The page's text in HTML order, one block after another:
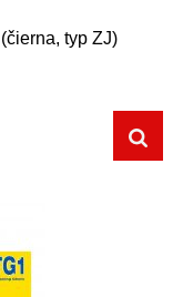
typ ZJ)